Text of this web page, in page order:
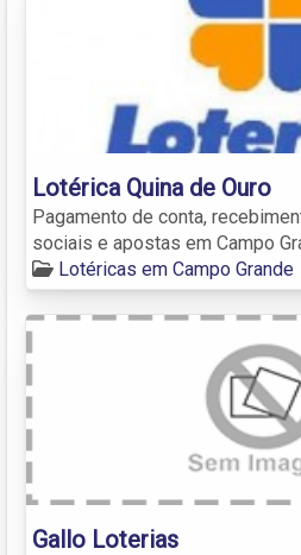
Lotérica Quina de Ouro
Pagamento de conta,
sociais e apostas em Campo
Lotéricas em Campo Grande
Gallo Loterias